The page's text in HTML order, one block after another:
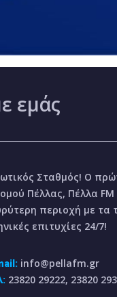
εμάς
Σταθμός! Ο
Πέλλας, Πέλλα FM
περιοχή με τα
επιτυχίες 24/7!
info@pellafm.gr
23820 29222, 23820